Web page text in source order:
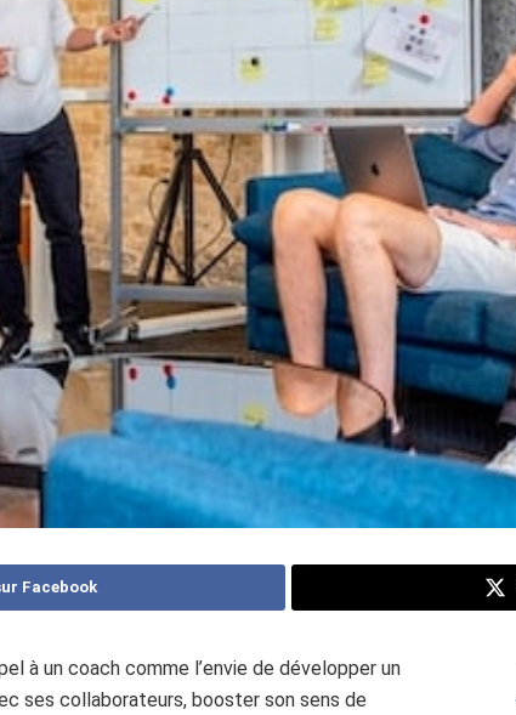
Facebook
à un coach comme l’envie de développer un
ses collaborateurs, booster son sens de